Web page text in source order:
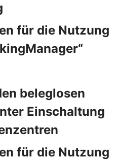
für die Nutzung
beleglosen
Einschaltung
für die Nutzung